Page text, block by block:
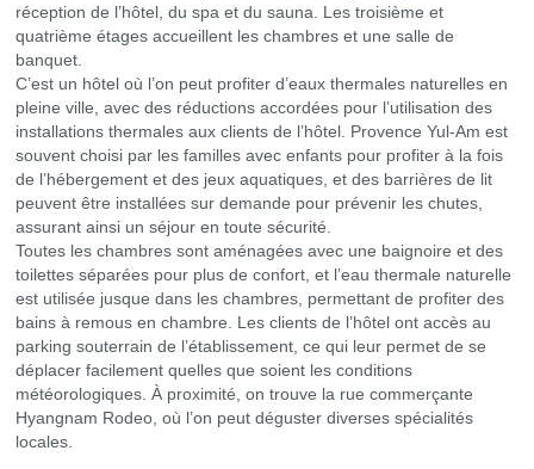
réception de l’hôtel, du spa et du sauna. Les troisième et
quatrième étages accueillent les chambres et une salle de
banquet.
C’est un hôtel où l’on peut profiter d’eaux thermales naturelles en
pleine ville, avec des réductions accordées pour l’utilisation des
installations thermales aux clients de l’hôtel. Provence Yul-Am est
souvent choisi par les familles avec enfants pour profiter à la fois
de l’hébergement et des jeux aquatiques, et des barrières de lit
peuvent être installées sur demande pour prévenir les chutes,
assurant ainsi un séjour en toute sécurité.
Toutes les chambres sont aménagées avec une baignoire et des
toilettes séparées pour plus de confort, et l’eau thermale naturelle
est utilisée jusque dans les chambres, permettant de profiter des
bains à remous en chambre. Les clients de l’hôtel ont accès au
parking souterrain de l’établissement, ce qui leur permet de se
déplacer facilement quelles que soient les conditions
météorologiques. À proximité, on trouve la rue commerçante
Hyangnam Rodeo, où l’on peut déguster diverses spécialités
locales.